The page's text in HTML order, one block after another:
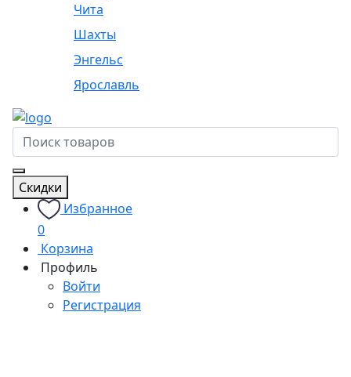
Чита
Шахты
Энгельс
Ярославль
Скидки
Избранное
0
Корзина
Профиль
Войти
Регистрация